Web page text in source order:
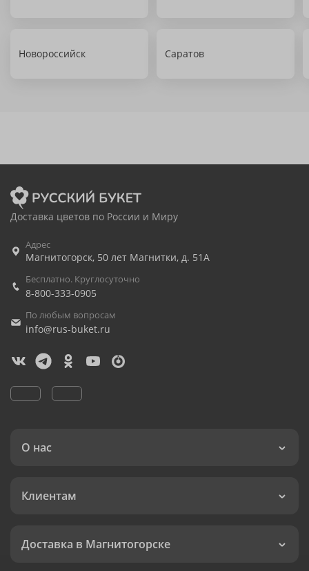
Новороссийск Саратов
Доставка цветов по России и Миру
Адрес
Магнитогорск, 50 лет Магнитки, д. 51А
Бесплатно. Круглосуточно
8-800-333-0905
По любым вопросам
info@rus-buket.ru
О нас
Клиентам
Доставка в Магнитогорске